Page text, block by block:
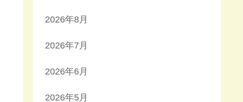
2026年8月
2026年7月
2026年6月
2026年5月